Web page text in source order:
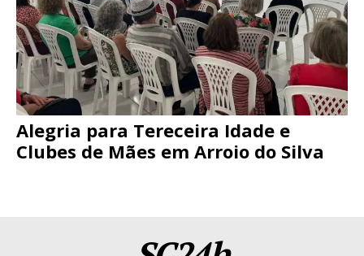
Alegria para Tereceira Idade e
Clubes de Mães em Arroio do Silva